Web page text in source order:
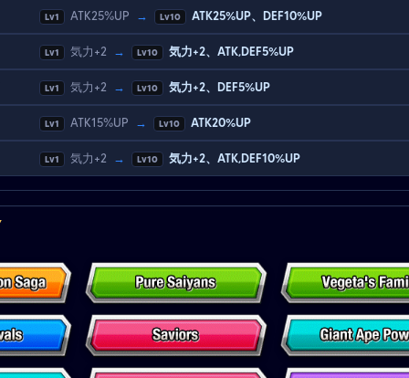
Lv1 ATK25%UP → Lv10 ATK25%UP、DEF10%UP
Lv1 気力+2 → Lv10 気力+2、ATK,DEF5%UP
Lv1 気力+2 → Lv10 気力+2、DEF5%UP
Lv1 ATK15%UP → Lv10 ATK20%UP
Lv1 気力+2 → Lv10 気力+2、ATK,DEF10%UP